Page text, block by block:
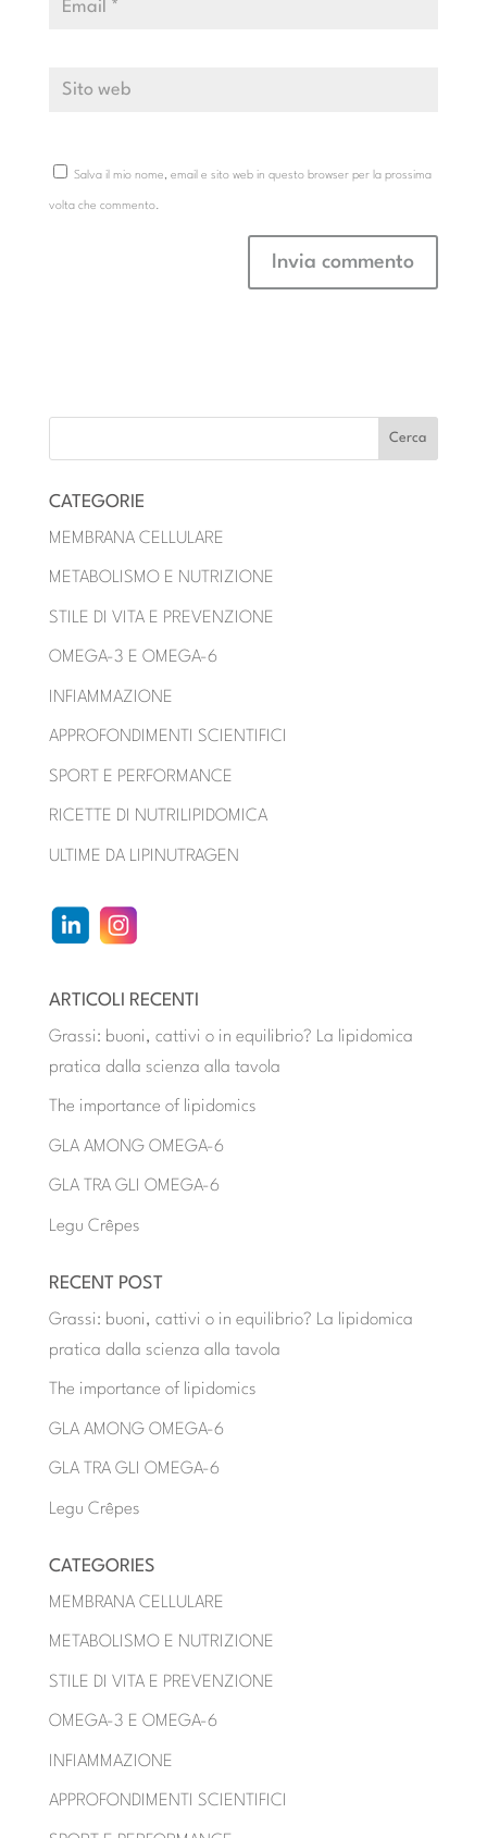
Salva il mio nome, email e sito web in questo browser per la prossima
volta che commento.
CATEGORIE
MEMBRANA CELLULARE
METABOLISMO E NUTRIZIONE
STILE DI VITA E PREVENZIONE
OMEGA-3 E OMEGA-6
INFIAMMAZIONE
APPROFONDIMENTI SCIENTIFICI
SPORT E PERFORMANCE
RICETTE DI NUTRILIPIDOMICA
ULTIME DA LIPINUTRAGEN
ARTICOLI RECENTI
Grassi: buoni, cattivi o in equilibrio? La lipidomica
pratica dalla scienza alla tavola
The importance of lipidomics
GLA AMONG OMEGA-6
GLA TRA GLI OMEGA-6
Legu Crêpes
RECENT POST
Grassi: buoni, cattivi o in equilibrio? La lipidomica
pratica dalla scienza alla tavola
The importance of lipidomics
GLA AMONG OMEGA-6
GLA TRA GLI OMEGA-6
Legu Crêpes
CATEGORIES
MEMBRANA CELLULARE
METABOLISMO E NUTRIZIONE
STILE DI VITA E PREVENZIONE
OMEGA-3 E OMEGA-6
INFIAMMAZIONE
APPROFONDIMENTI SCIENTIFICI